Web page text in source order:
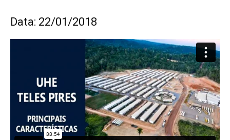
Data: 22/01/2018